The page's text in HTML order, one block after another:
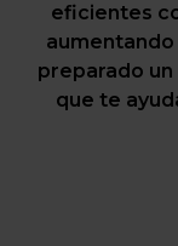
eficientes
preparado
que te